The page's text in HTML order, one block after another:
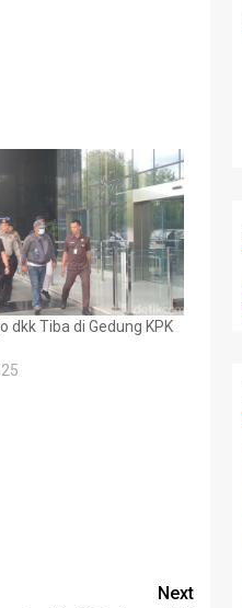
dkk Tiba di Gedung KPK
Next